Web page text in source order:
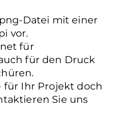
Datei mit einer
vor.
für
für den Druck
für Ihr Projekt doch
Sie uns